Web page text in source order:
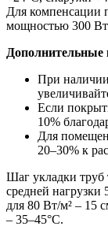
Для компенсации
мощностью 300
Дополнительные
При
Если
10%
Для
20–30% к
Шаг укладки труб
средней нагрузки
для 80 Вт/м² – 15
– 35–45°C.